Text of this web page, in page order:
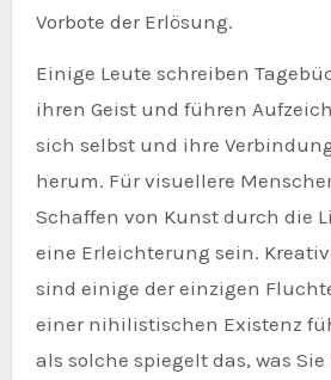
Vorbote der Erlösung.
Einige Leute schreiben
ihren Geist und führen
sich selbst und ihre
herum. Für visuellere
Schaffen von Kunst durch die
eine Erleichterung sein.
sind einige der einzigen
einer nihilistischen Existenz
als solche spiegelt das, was